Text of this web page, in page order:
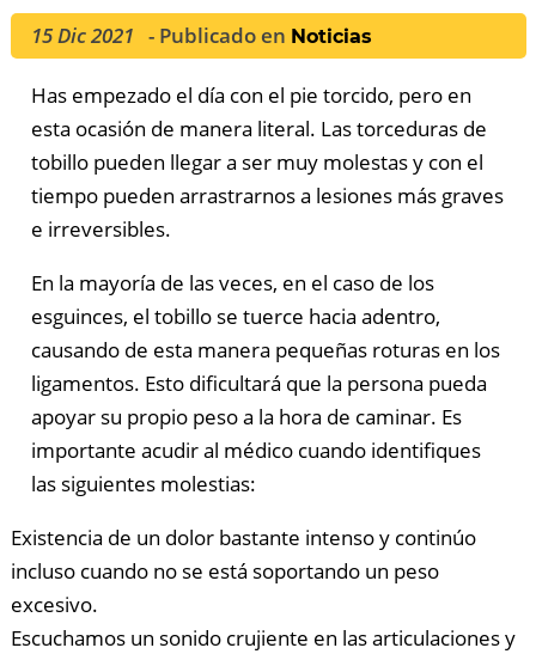
15 Dic 2021 - Publicado en Noticias
Has empezado el día con el pie torcido, pero en
esta ocasión de manera literal. Las torceduras de
tobillo pueden llegar a ser muy molestas y con el
tiempo pueden arrastrarnos a lesiones más graves
e irreversibles.
En la mayoría de las veces, en el caso de los
esguinces, el tobillo se tuerce hacia adentro,
causando de esta manera pequeñas roturas en los
ligamentos. Esto dificultará que la persona pueda
apoyar su propio peso a la hora de caminar. Es
importante acudir al médico cuando identifiques
las siguientes molestias:
Existencia de un dolor bastante intenso y continúo
incluso cuando no se está soportando un peso
excesivo.
Escuchamos un sonido crujiente en las articulaciones y